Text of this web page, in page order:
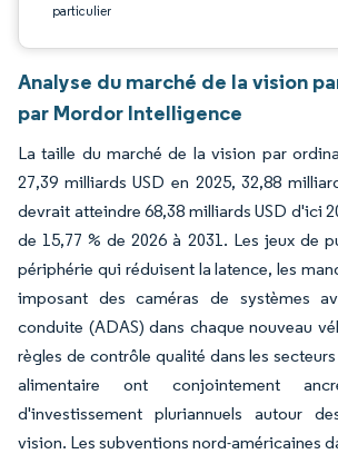
particulier
Analyse du marché de la vision
par Mordor Intelligence
La taille du marché de la vision par
27,39 milliards USD en 2025, 32,88
devrait atteindre 68,38 milliards USD d'ici
de 15,77 % de 2026 à 2031. Les jeux de
périphérie qui réduisent la latence, les
imposant des caméras de systèmes
conduite (ADAS) dans chaque nouveau
règles de contrôle qualité dans les
alimentaire ont conjointement
d'investissement pluriannuels autour
vision. Les subventions nord-américaines